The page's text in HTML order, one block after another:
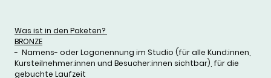
Was ist in den Paketen?
BRONZE
- Namens- oder Logonennung im Studio (für alle Kund:innen,
Kursteilnehmer:innen und Besucher:innen sichtbar) , für die
gebuchte Laufzeit